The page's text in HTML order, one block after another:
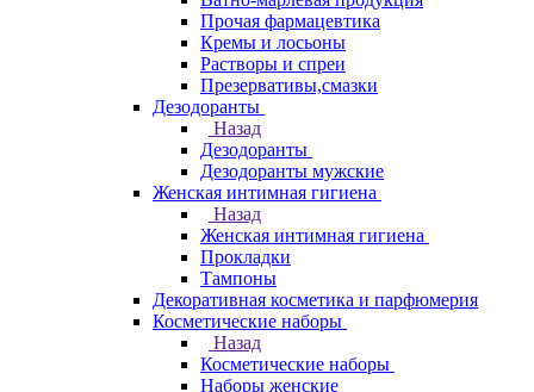
Прочая фармацевтика
Кремы и лосьоны
Растворы и спреи
Презервативы,смазки
Дезодоранты
Назад
Дезодоранты
Дезодоранты мужские
Женская интимная гигиена
Назад
Женская интимная гигиена
Прокладки
Тампоны
Декоративная косметика и парфюмерия
Косметические наборы
Назад
Косметические наборы
Наборы женские